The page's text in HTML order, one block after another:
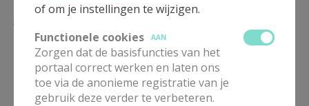
Lees meer
of om je instellingen te wijzigen.
Functionele cookies
AAN
Zorgen dat de basisfuncties van het
portaal correct werken en laten ons
toe via de anonieme registratie van je
gebruik deze verder te verbeteren.